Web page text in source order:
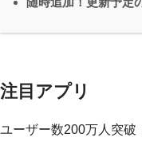
注目アプリ
ユーザー数200万人突破